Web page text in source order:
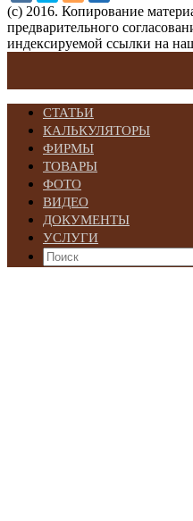
(с) 2016. Копирование
предварительного
индексируемой ссылки на
СТАТЬИ
КАЛЬКУЛЯТОРЫ
ФИРМЫ
ТОВАРЫ
ФОТО
ВИДЕО
ДОКУМЕНТЫ
УСЛУГИ